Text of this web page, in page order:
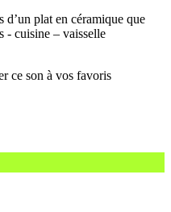
d’un plat en céramique que
- cuisine – vaisselle